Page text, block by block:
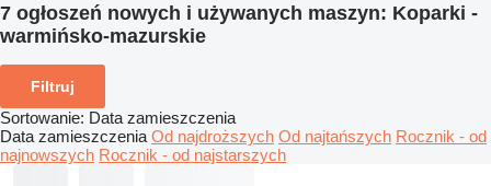
7 ogłoszeń nowych i używanych maszyn: Koparki -
warmińsko-mazurskie
Filtruj
Sortowanie: Data zamieszczenia
Data zamieszczenia Od najdroższych Od najtańszych Rocznik - od
najnowszych Rocznik - od najstarszych